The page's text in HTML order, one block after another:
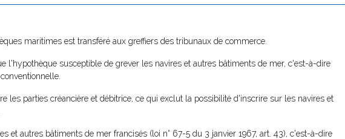
maritimes est transféré aux greffiers des tribunaux de commerce.
l'hypothèque susceptible de grever les navires et autres bâtiments de mer, c'est-à-dire
les parties créancière et débitrice, ce qui exclut la possibilité d'inscrire sur les navires et
et autres bâtiments de mer francisés (loi n° 67-5 du 3 janvier 1967, art. 43), c'est-à-dire